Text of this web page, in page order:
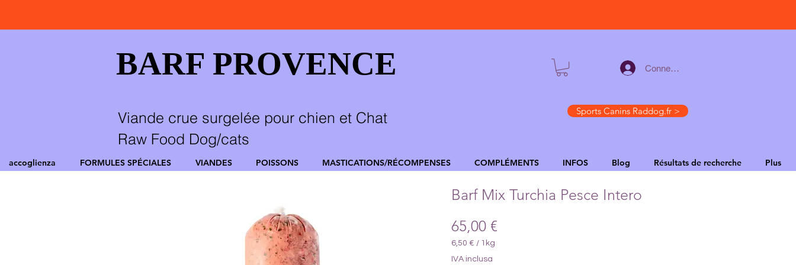
BARF PROVENCE Connexion
Viande crue surgelée pour chien et Chat
Raw Food Dog/cats
Sports Canins Raddog.fr >
accoglienza FORMULES SPÉCIALES VIANDES POISSONS MASTICATIONS/RÉCOMPENSES COMPLÉMENTS INFOS Blog Résultats de recherche Plus
Barf Mix Turchia Pesce Intero
65,00 €
6,50 € / 1kg
6,50 €
IVA inclusa